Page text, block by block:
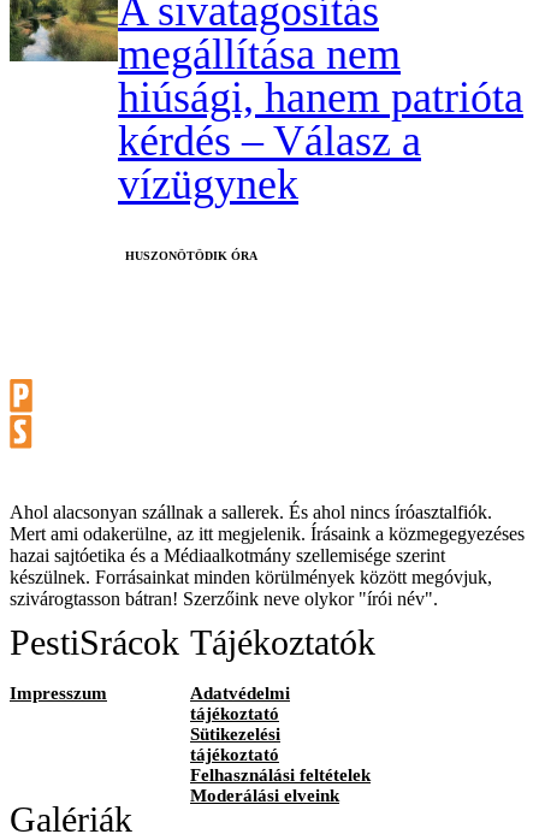
A sivatagosítás
megállítása nem
hiúsági, hanem patrióta
kérdés – Válasz a
vízügynek
HUSZONÖTÖDIK ÓRA
Ahol alacsonyan szállnak a sallerek. És ahol nincs íróasztalfiók.
Mert ami odakerülne, az itt megjelenik. Írásaink a közmegegyezéses
hazai sajtóetika és a Médiaalkotmány szellemisége szerint
készülnek. Forrásainkat minden körülmények között megóvjuk,
szivárogtasson bátran! Szerzőink neve olykor "írói név".
PestiSrácok
Impresszum
Tájékoztatók
Adatvédelmi
tájékoztató
Sütikezelési
tájékoztató
Felhasználási feltételek
Moderálási elveink
Galériák